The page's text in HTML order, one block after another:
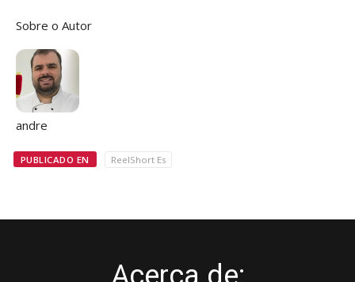
Sobre o Autor
andre
PUBLICADO EN ReelShort Es
Acerca de: